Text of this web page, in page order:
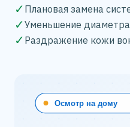
✓ Плановая замена
✓Уменьшение
✓ Раздражение кожи